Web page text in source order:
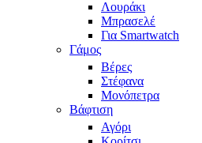
Λουράκι
Μπρασελέ
Για Smartwatch
Γάμος
Βέρες
Στέφανα
Μονόπετρα
Βάφτιση
Αγόρι